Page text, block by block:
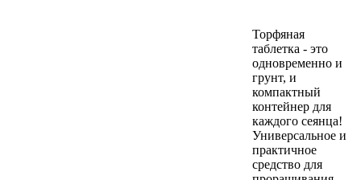
Торфяная
таблетка - это
одновременно и
грунт, и
компактный
контейнер для
каждого сеянца!
Универсальное и
практичное
средство для